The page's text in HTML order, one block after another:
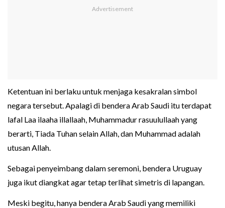
Ketentuan ini berlaku untuk menjaga kesakralan simbol
negara tersebut. Apalagi di bendera Arab Saudi itu terdapat
lafal Laa ilaaha illallaah, Muhammadur rasuulullaah yang
berarti, Tiada Tuhan selain Allah, dan Muhammad adalah
utusan Allah.
Sebagai penyeimbang dalam seremoni, bendera Uruguay
juga ikut diangkat agar tetap terlihat simetris di lapangan.
Meski begitu, hanya bendera Arab Saudi yang memiliki